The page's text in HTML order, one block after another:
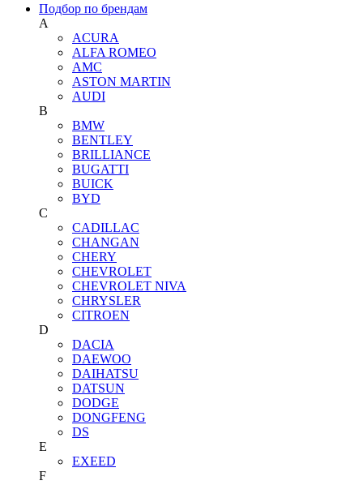
Подбор по брендам
A
ACURA
ALFA ROMEO
AMC
ASTON MARTIN
AUDI
B
BMW
BENTLEY
BRILLIANCE
BUGATTI
BUICK
BYD
C
CADILLAC
CHANGAN
CHERY
CHEVROLET
CHEVROLET NIVA
CHRYSLER
CITROEN
D
DACIA
DAEWOO
DAIHATSU
DATSUN
DODGE
DONGFENG
DS
E
EXEED
F